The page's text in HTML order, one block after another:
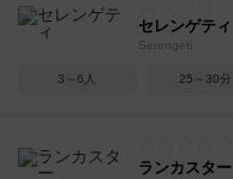
セレンゲティ
Serengeti
3～6人 25～30分
ランカスター